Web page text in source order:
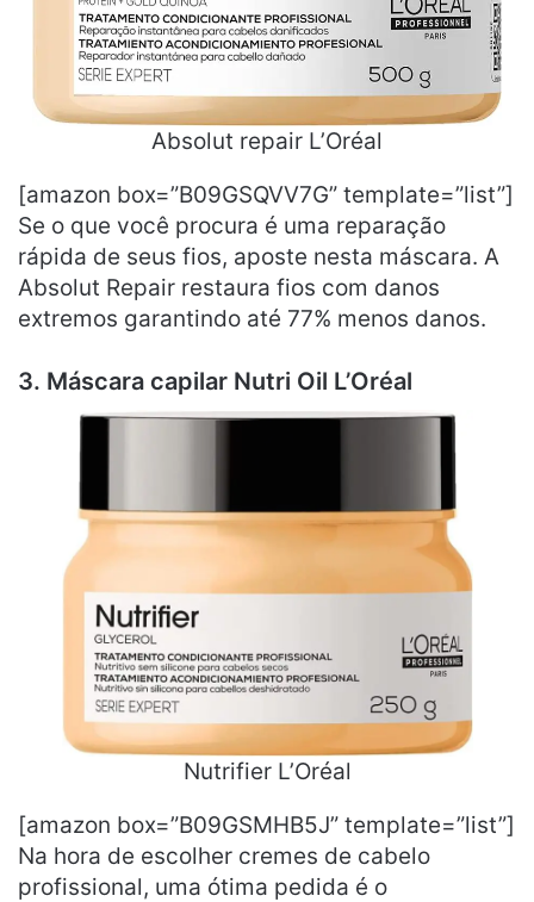
Absolut repair L’Oréal
[amazon box=”B09GSQVV7G” template=”list”]
Se o que você procura é uma reparação
rápida de seus fios, aposte nesta máscara. A
Absolut Repair restaura fios com danos
extremos garantindo até 77% menos danos.
3. Máscara capilar Nutri Oil L’Oréal
Nutrifier L’Oréal
[amazon box=”B09GSMHB5J” template=”list”]
Na hora de escolher cremes de cabelo
profissional, uma ótima pedida é o